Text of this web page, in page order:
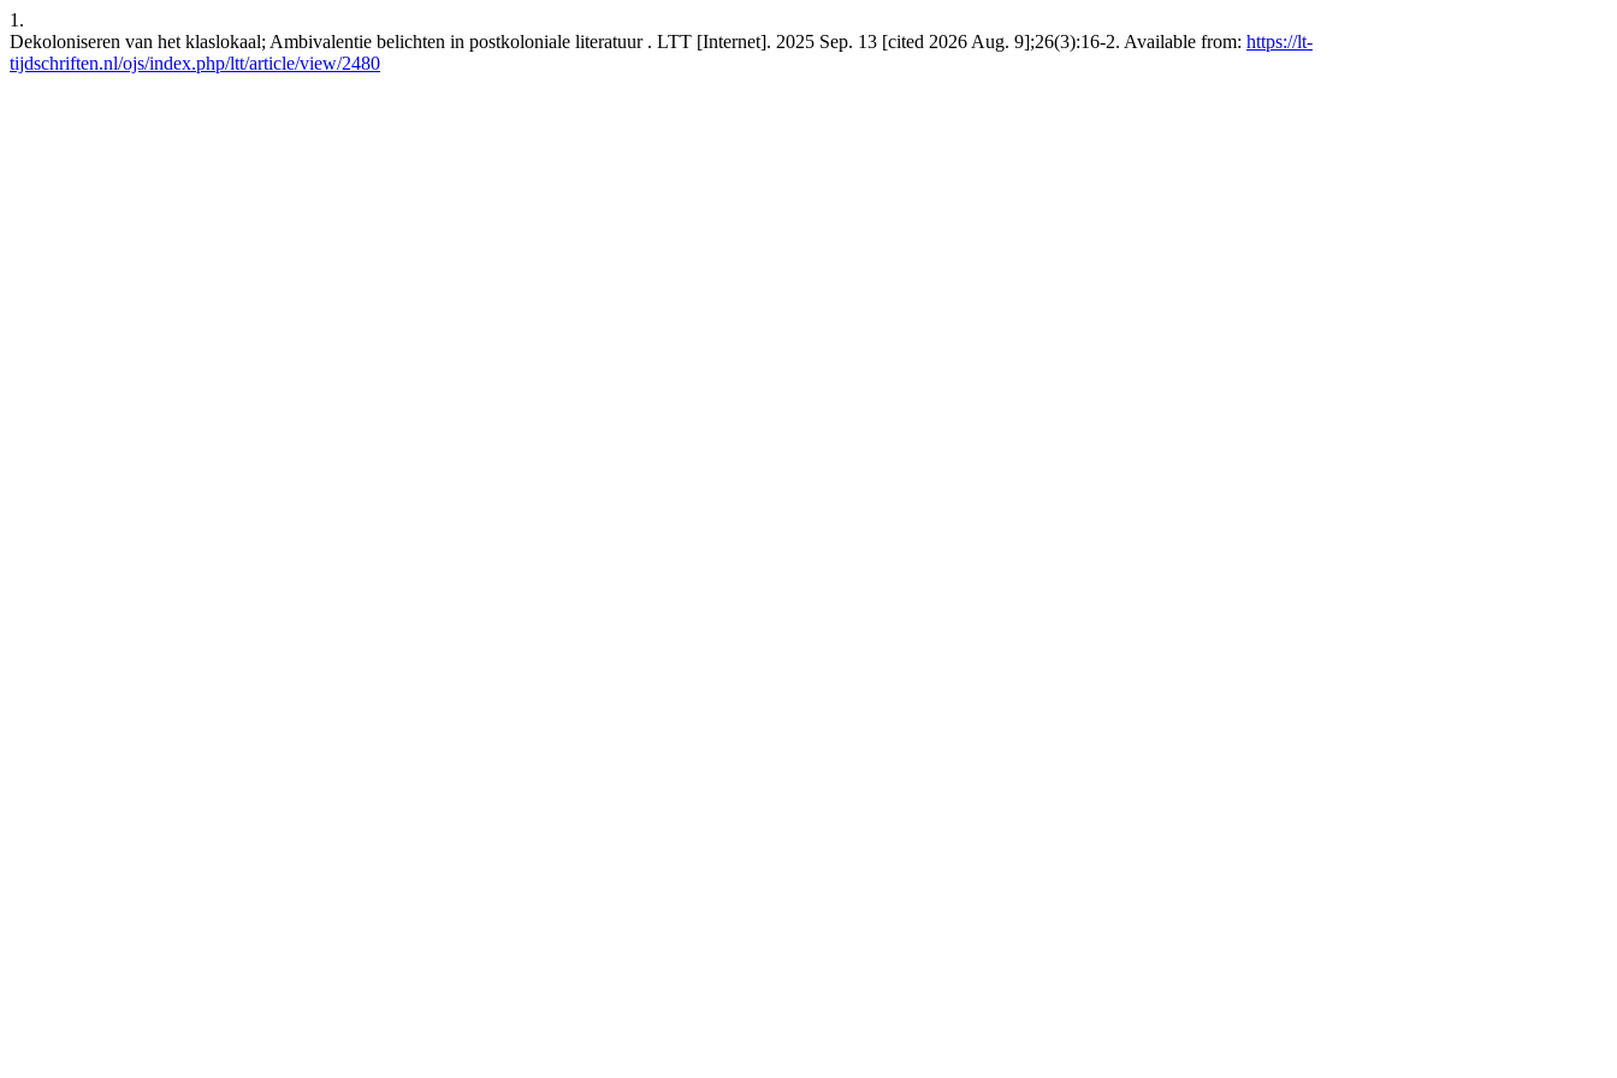
1.
Dekoloniseren van het klaslokaal; Ambivalentie belichten in postkoloniale literatuur . LTT [Internet]. 2025 Sep. 13 [cited 2026 Aug. 9];26(3):16-2. Available from: https://lt-
tijdschriften.nl/ojs/index.php/ltt/article/view/2480